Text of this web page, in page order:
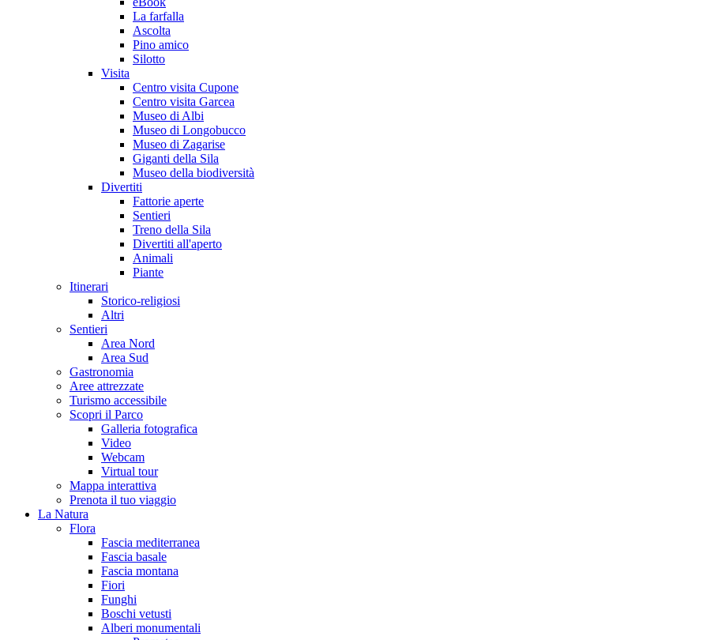
La farfalla
Ascolta
Pino amico
Silotto
Visita
Centro visita Cupone
Centro visita Garcea
Museo di Albi
Museo di Longobucco
Museo di Zagarise
Giganti della Sila
Museo della biodiversità
Divertiti
Fattorie aperte
Sentieri
Treno della Sila
Divertiti all'aperto
Animali
Piante
Itinerari
Storico-religiosi
Altri
Sentieri
Area Nord
Area Sud
Gastronomia
Aree attrezzate
Turismo accessibile
Scopri il Parco
Galleria fotografica
Video
Webcam
Virtual tour
Mappa interattiva
Prenota il tuo viaggio
La Natura
Flora
Fascia mediterranea
Fascia basale
Fascia montana
Fiori
Funghi
Boschi vetusti
Alberi monumentali